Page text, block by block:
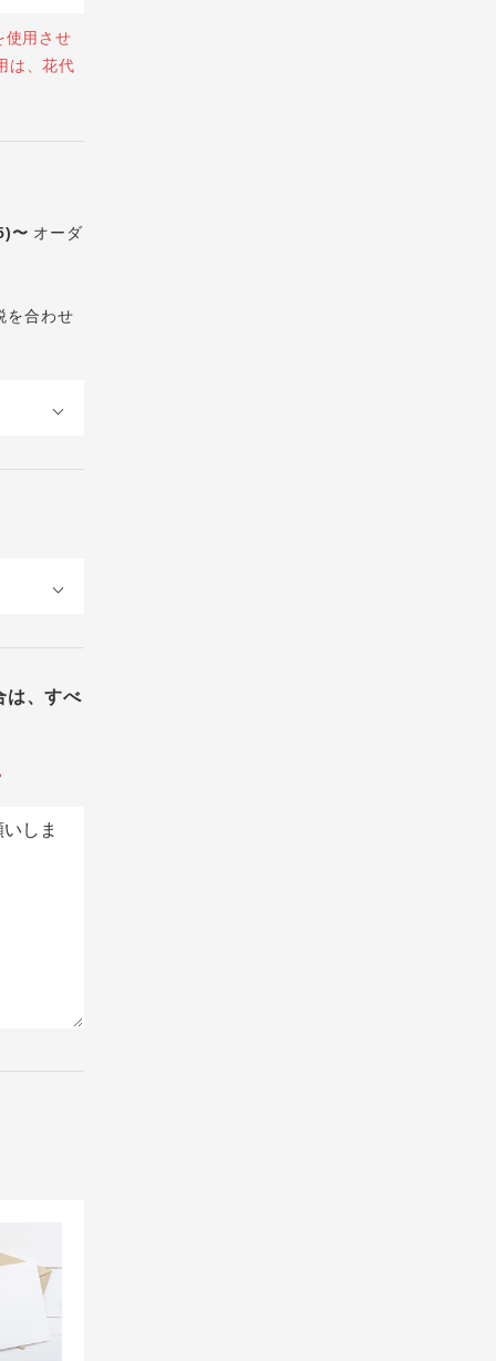
使用させ
は、花代
〜 オーダ
を合わせ
は、すべ